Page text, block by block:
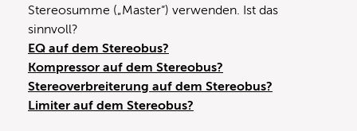
Stereosumme („Master“) verwenden. Ist das
sinnvoll?
EQ auf dem Stereobus?
Kompressor auf dem Stereobus?
Stereoverbreiterung auf dem Stereobus?
Limiter auf dem Stereobus?